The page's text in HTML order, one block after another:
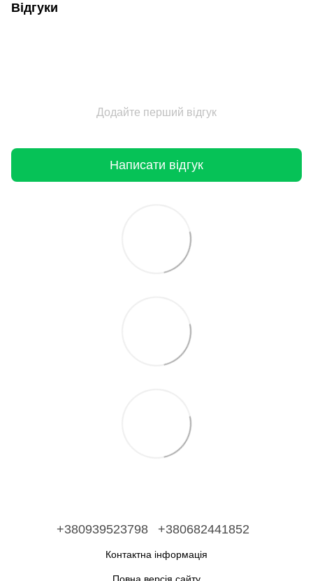
Відгуки
Додайте перший відгук
Написати відгук
+380939523798 +380682441852
Контактна інформація
Повна версія сайту